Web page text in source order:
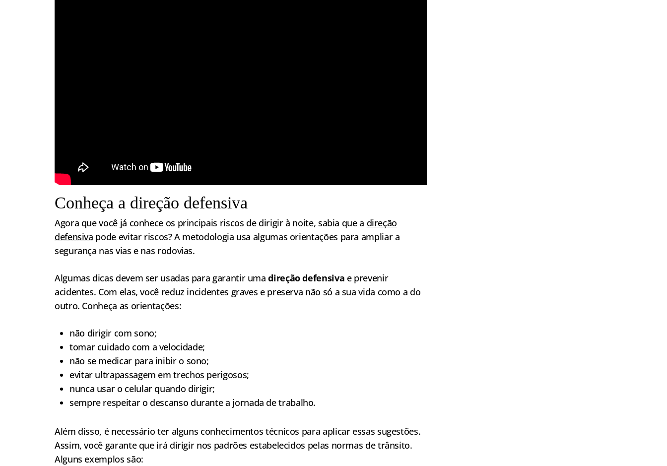
Conheça a direção defensiva
Agora que você já conhece os principais riscos de dirigir à noite, sabia que a direção
defensiva pode evitar riscos? A metodologia usa algumas orientações para ampliar a
segurança nas vias e nas rodovias.
Algumas dicas devem ser usadas para garantir umadireção defensiva e prevenir
acidentes. Com elas, você reduz incidentes graves e preserva não só a sua vida como a do
outro. Conheça as orientações:
não dirigir com sono;
tomar cuidado com a velocidade;
não se medicar para inibir o sono;
evitar ultrapassagem em trechos perigosos;
nunca usar o celular quando dirigir;
sempre respeitar o descanso durante a jornada de trabalho.
Além disso, é necessário ter alguns conhecimentos técnicos para aplicar essas sugestões.
Assim, você garante que irá dirigir nos padrões estabelecidos pelas normas de trânsito.
Alguns exemplos são: